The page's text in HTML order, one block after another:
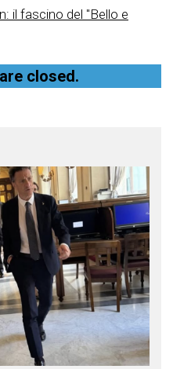
il fascino del "Bello e
closed.